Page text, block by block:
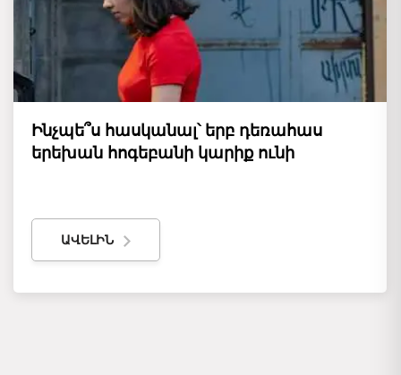
Ինչպե՞ս հասկանալ՝ երբ դեռահաս
երեխան հոգեբանի կարիք ունի
ԱՎԵԼԻՆ